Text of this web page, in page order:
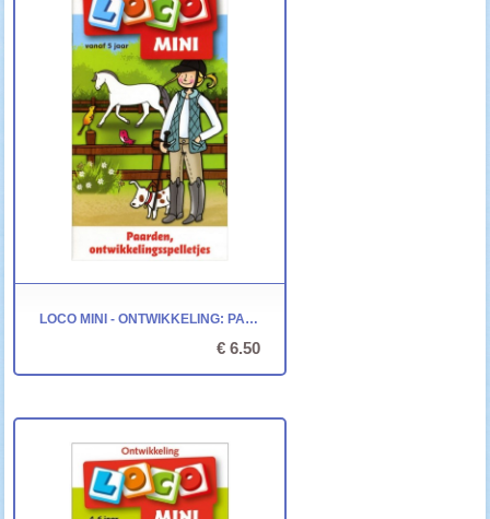
LOCO MINI - ONTWIKKELING: PAARDEN, ONTWIKKELINGSSPELLETJES
€ 6.50